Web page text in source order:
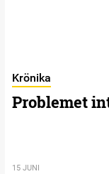
Krönika
Problemet
15 JUNI